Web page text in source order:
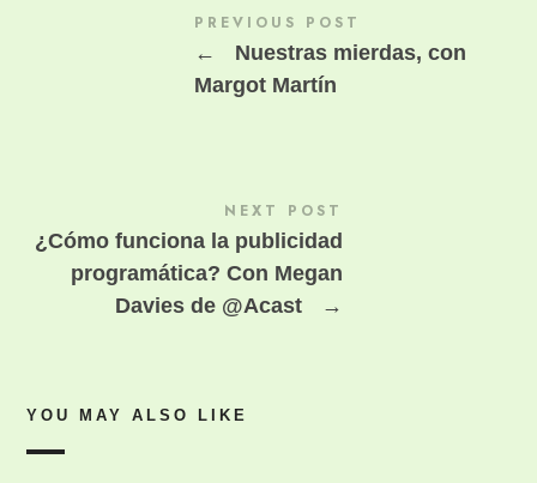
PREVIOUS POST
←
Nuestras mierdas, con
Margot Martín
NEXT POST
¿Cómo funciona la publicidad
programática? Con Megan
Davies de @Acast
→
YOU MAY ALSO LIKE